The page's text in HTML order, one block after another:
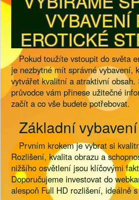
VYBAVENÍ
EROTICKÉ
Pokud toužíte vstoupit do světa
je nezbytné mít správné vybavení,
vytvářet kvalitní a atraktivní obsah.
průvodce vám přinese užitečné
začít a co vše budete potřebovat.
Základní vybavení
Prvním krokem je vybrat si
Rozlišení, kvalita obrazu a
nižšího osvětlení jsou klíčovými
Doporučujeme investovat do
alespoň Full HD rozlišení, ideálně